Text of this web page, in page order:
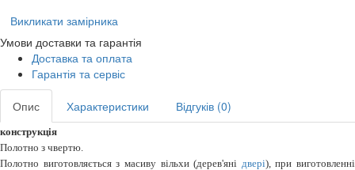
Викликати замірника
Умови доставки та гарантія
Доставка та оплата
Гарантія та сервіс
Опис Характеристики Відгуків (0)
конструкція
Полотно з чвертю.
Полотно виготовляється з масиву вільхи (дерев'яні двері), при виготовленні